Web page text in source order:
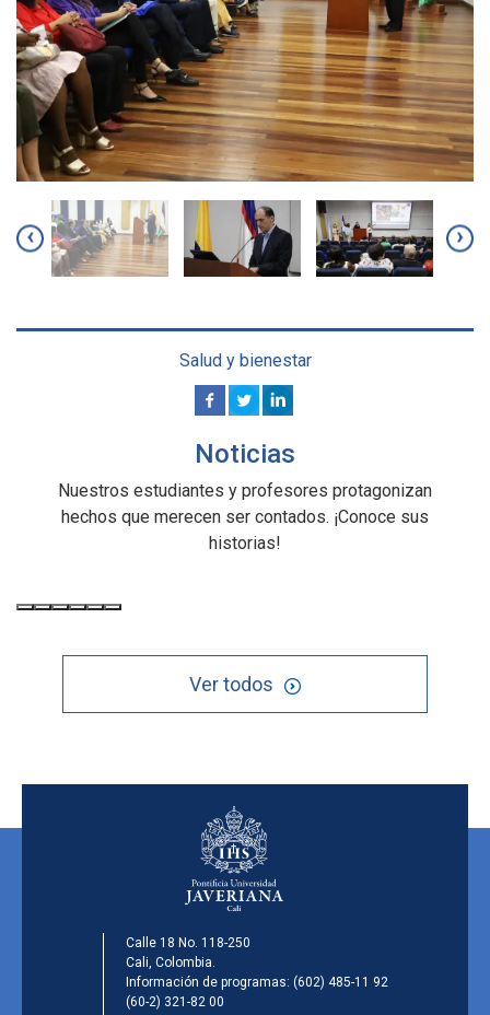
‹ ›
Salud y bienestar
Noticias
Nuestros estudiantes y profesores protagonizan
hechos que merecen ser contados. ¡Conoce sus
historias!
Ver todos
Calle 18 No. 118-250
Cali, Colombia.
Información de programas: (602) 485-11 92
(60-2) 321-82 00